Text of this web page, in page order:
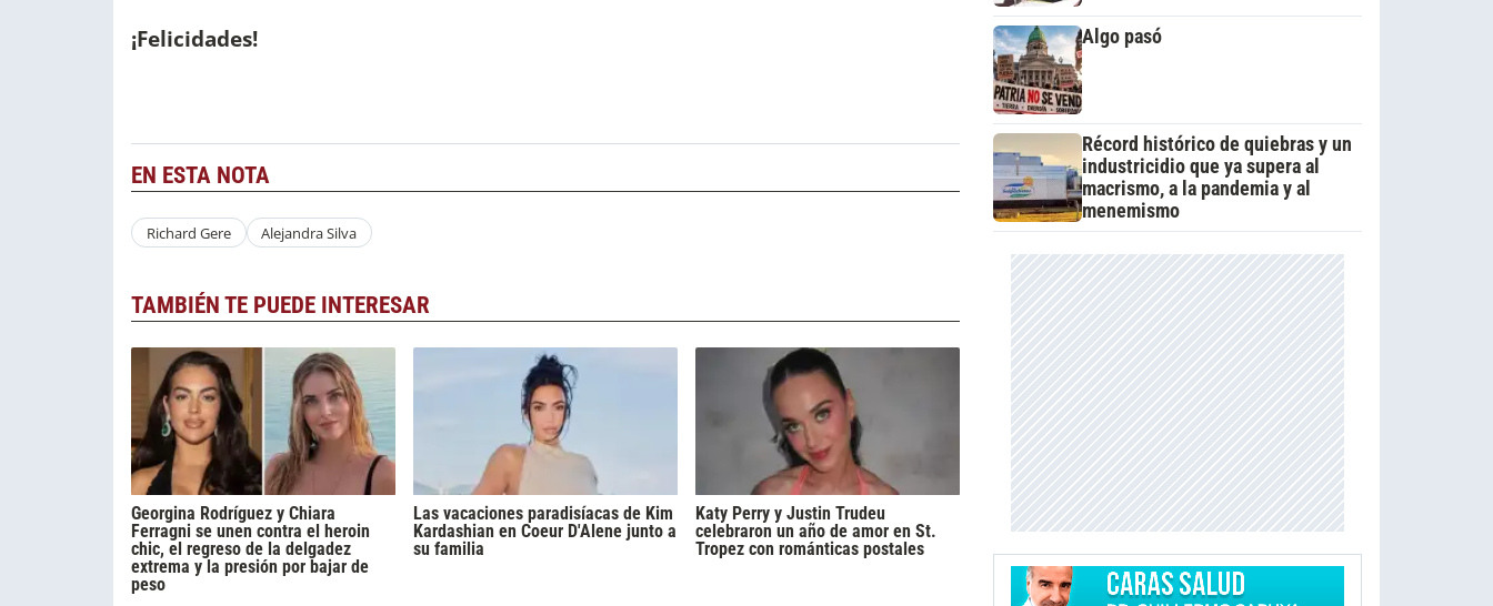
¡Felicidades!
EN ESTA NOTA
Richard Gere Alejandra Silva
TAMBIÉN TE PUEDE INTERESAR
Georgina Rodríguez y Chiara
Ferragni se unen contra el heroin
chic, el regreso de la delgadez
extrema y la presión por bajar de
peso
Las vacaciones paradisíacas de Kim
Kardashian en Coeur D'Alene junto a
su familia
Katy Perry y Justin Trudeu
celebraron un año de amor en St.
Tropez con románticas postales
Algo pasó
Récord histórico de quiebras y un
industricidio que ya supera al
macrismo, a la pandemia y al
menemismo